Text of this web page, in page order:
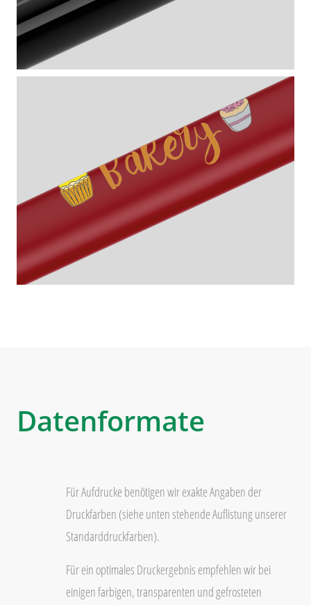
Datenformate
Für Aufdrucke benötigen wir exakte Angaben der
Druckfarben (siehe unten stehende Auflistung unserer
Standarddruckfarben).
Für ein optimales Druckergebnis empfehlen wir bei
einigen farbigen, transparenten und gefrosteten